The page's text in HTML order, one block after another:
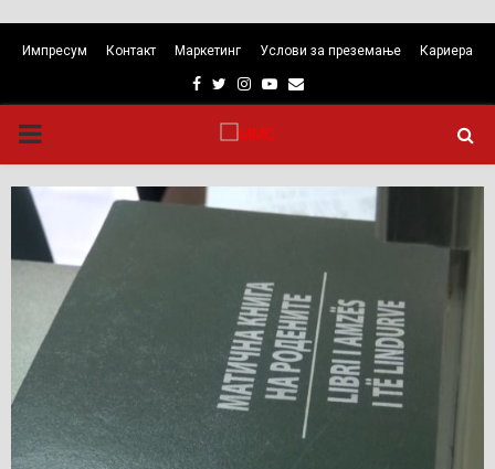
Импресум Контакт Маркетинг Услови за преземање Кариера
Facebook
TwitterInstagram
Youtube
Email
PRIMARY
MENU